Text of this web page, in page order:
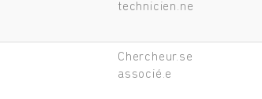
technicien.ne
Chercheur.se
associé.e